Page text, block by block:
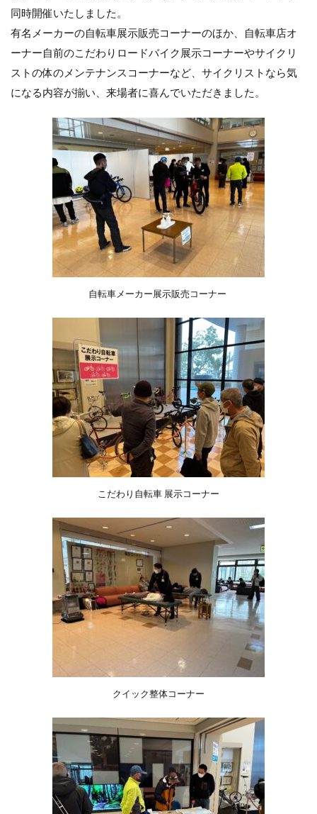
同時開催いたしました。
有名メーカーの自転車展示販売コーナーのほか、自転車店オ
ーナー自前のこだわりロードバイク展示コーナーやサイクリ
ストの体のメンテナンスコーナーなど、サイクリストなら気
になる内容が揃い、来場者に喜んでいただきました。
自転車メーカー展示販売コーナー
こだわり自転車 展示コーナー
クイック整体コーナー